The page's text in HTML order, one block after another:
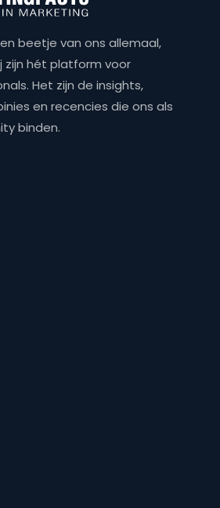
beetje van ons allemaal,
zijn hét platform voor
Het zijn de insights,
en recencies die ons als
binden.